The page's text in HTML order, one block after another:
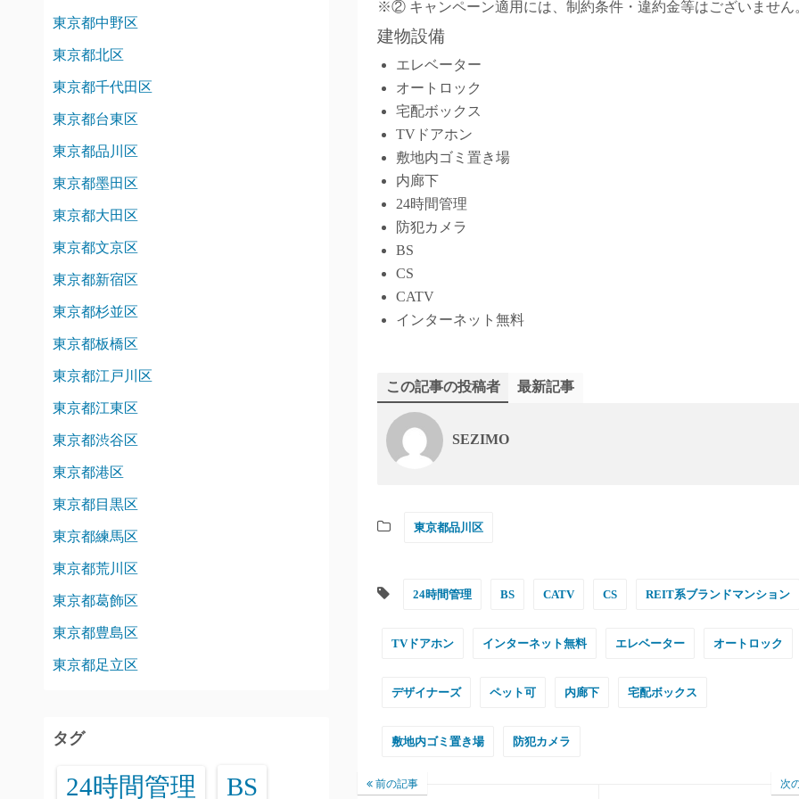
※② キャンペーン適用には、制約条件・違約金等はございません
建物設備
エレベーター
オートロック
宅配ボックス
TVドアホン
敷地内ゴミ置き場
内廊下
24時間管理
防犯カメラ
BS
CS
CATV
インターネット無料
この記事の投稿者 最新記事
SEZIMO
東京都品川区
24時間管理 BS CATV CS REIT系ブランドマンション
TVドアホン インターネット無料 エレベーター オートロック
デザイナーズ ペット可 内廊下 宅配ボックス
敷地内ゴミ置き場 防犯カメラ
前の記事 次
東京都中野区
東京都北区
東京都千代田区
東京都台東区
東京都品川区
東京都墨田区
東京都大田区
東京都文京区
東京都新宿区
東京都杉並区
東京都板橋区
東京都江戸川区
東京都江東区
東京都渋谷区
東京都港区
東京都目黒区
東京都練馬区
東京都荒川区
東京都葛飾区
東京都豊島区
東京都足立区
タグ
24時間管理 BS